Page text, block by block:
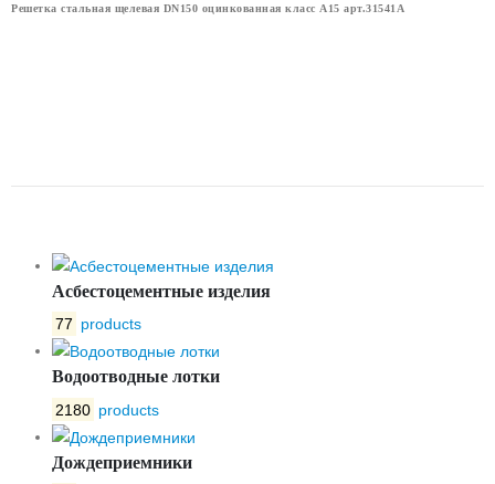
Решетка стальная щелевая DN150 оцинкованная класс А15 арт.31541А
Асбестоцементные изделия
77 products
Водоотводные лотки
2180 products
Дождеприемники